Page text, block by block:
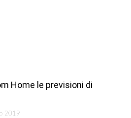
Home le previsioni di
2019